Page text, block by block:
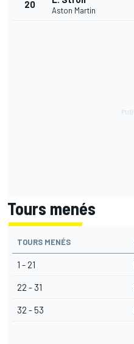
20
Aston Martin
Tours menés
TOURS MENÉS
1 - 21
22 - 31
32 - 53